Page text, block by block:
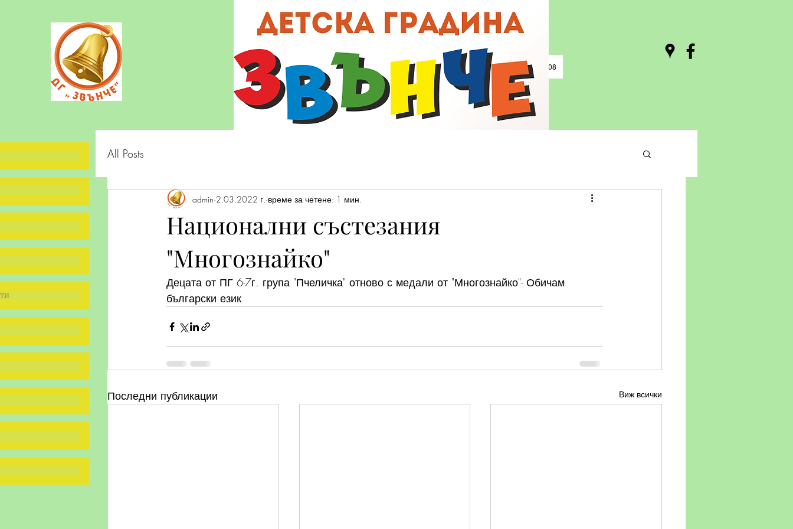
00:00 / 03:08
All Posts
Национални състезания
"Многознайко"
admin 2.03.2022 г. време за четене: 1 мин.
Децата от ПГ 6-7г. група "Пчеличка" отново с медали от "Многознайко"- Обичам
български език
Последни публикации Виж всички